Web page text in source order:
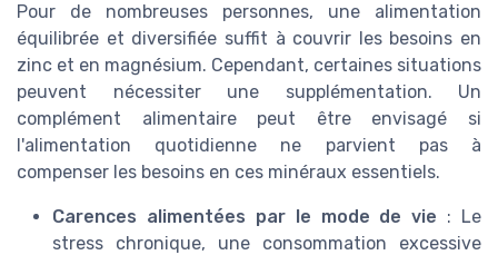
Pour de nombreuses personnes, une alimentation
équilibrée et diversifiée suffit à couvrir les besoins en
zinc et en magnésium. Cependant, certaines situations
peuvent nécessiter une supplémentation. Un
complément alimentaire peut être envisagé si
l'alimentation quotidienne ne parvient pas à
compenser les besoins en ces minéraux essentiels.
Carences alimentées par le mode de vie : Le
stress chronique, une consommation excessive